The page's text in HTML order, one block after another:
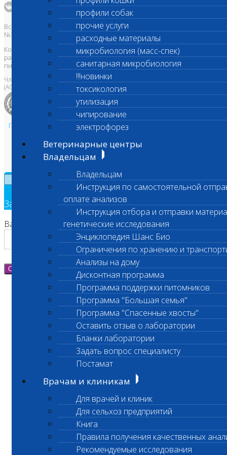
профили собак
прочие услуги
расходные материалы
микробиология (масс-спек)
санитарная микробиология
!!!новинки
токсикология
утилизация
чипирование
электрофорез
Ветеринарные центры
Владельцам
Владельцам
Инструкция по самостоятельной
оплате анализов
Инструкция отбора и отправки
генетические исследования
Энциклопедия Шанс Био
Ограничения по хранению и
Анализы на дому
Дисконтная программа
Программа поддержки питомников
Программа "Большая семья"
Программа "Спасенные хвосты"
Оставить отзыв о лаборатории
Бланки лаборатории
Задать вопрос специалисту
Постамат
Врачам и клиникам
Для врачей и клиник
Для сельхоз предприятий
Книга
Правила получения качественных
Рекомендуемые исследования
Все права защищены и охраняются законом. Товарный знак
№395740 от 2008 г. ООО "ШАНС БИО"
Копирование, тиражирование, а также использование материалов,
размещенных на сайтеwww.vetlab.ruвозможно только с
письменного разрешения Правообладателя
Член Национальной ветеринарной палаты
(АСРО НВП)
Политика в области персональных данных и конфиденциальности
Техническая поддержка
Заявка на обратный звонок
Ваш номер телефона
Отправить